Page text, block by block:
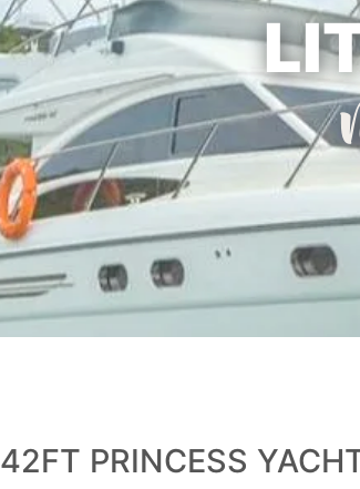
42FT PRINCESS